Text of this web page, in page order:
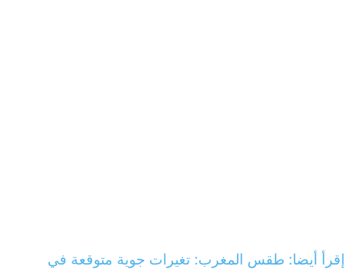
إقرأ أيضا: طقس المغرب: تغيرات جوية متوقعة في